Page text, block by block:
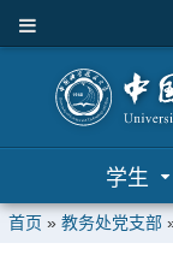
学生
首页 » 教务处党支部